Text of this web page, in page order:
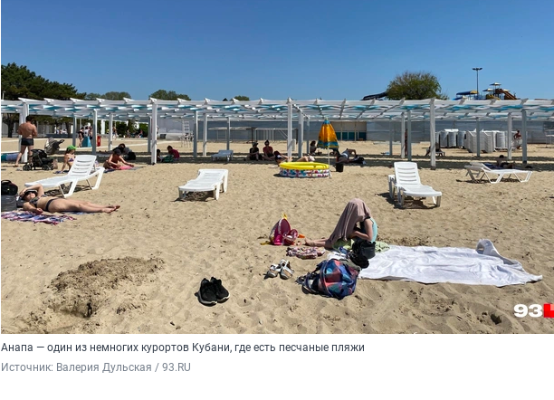
Анапа — один из немногих курортов Кубани, где есть песчаные пляжи
Источник: Валерия Дульская / 93.RU